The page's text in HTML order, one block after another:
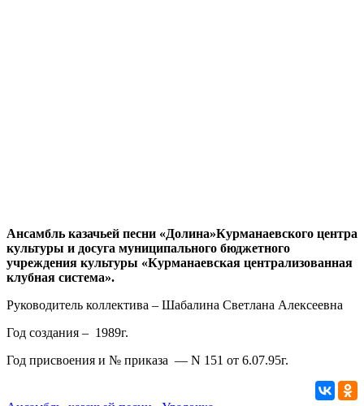
Ансамбль казачьей песни «Долина»Курманаевского центра
культуры и досуга муниципального бюджетного
учреждения культуры «Курманаевская централизованная
клубная система».
Руководитель коллектива – Шабалина Светлана Алексеевна
Год создания – 1989г.
Год присвоения и № приказа — N 151 от 6.07.95г.